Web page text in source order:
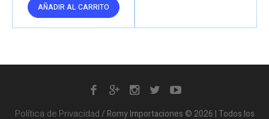
AÑADIR AL CARRITO
Política de Privacidad/ Romy Importaciones © 2026 | Todos los